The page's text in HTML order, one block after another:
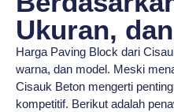
Ukuran,
Harga Paving Block dari
warna, dan model. Meski
Cisauk Beton mengerti
kompetitif. Berikut adalah